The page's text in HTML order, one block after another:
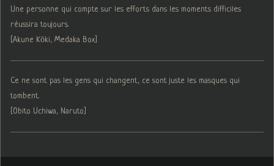
Une personne qui compte sur les efforts dans les moments difficiles
réussira toujours.
[Akune Kōki, Medaka Box]
Ce ne sont pas les gens qui changent, ce sont juste les masques qui
tombent.
[Obito Uchiwa, Naruto]